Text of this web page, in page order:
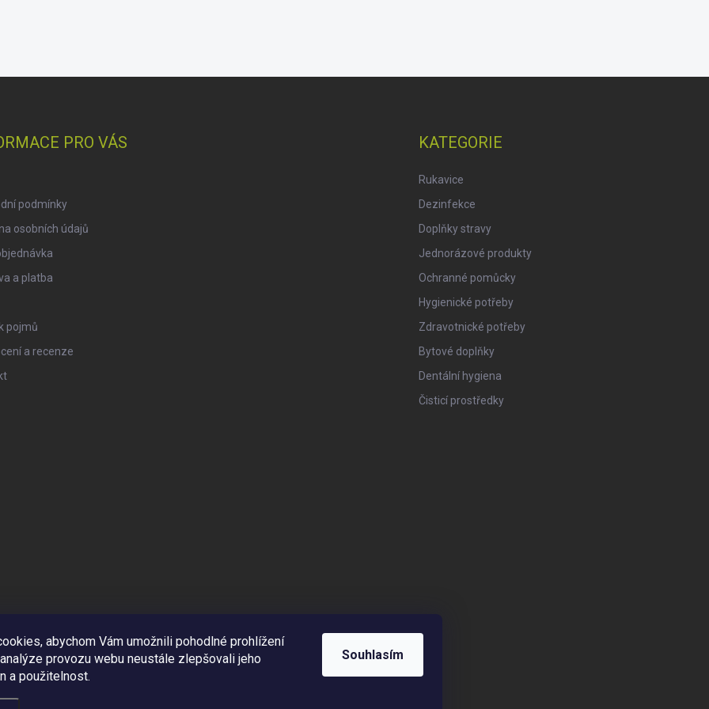
abychom Vám umožnili pohodlné prohlížení
provozu webu neustále zlepšovali jeho
a použitelnost.
Souhlasím
PRO VÁS
podmínky
osobních údajů
a platba
pojmů
a recenze
KATEGORIE
Rukavice
Dezinfekce
Doplňky stravy
Jednorázové produkty
Ochranné pomůcky
Hygienické potřeby
Zdravotnické potřeby
Bytové doplňky
Dentální hygiena
Čisticí prostředky